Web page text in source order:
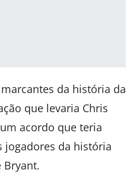
da história da
que levaria Chris
acordo que teria
jogadores da história
Bryant.